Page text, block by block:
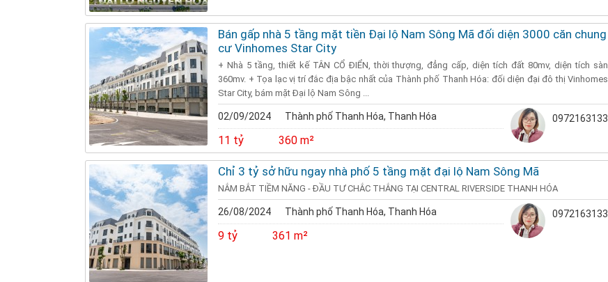
Bán gấp nhà 5 tầng mặt tiền Đại lộ Nam Sông Mã đối diện 3000 căn chung
cư Vinhomes Star City
+ Nhà 5 tầng, thiết kế TÂN CỔ ĐIỂN, thời thượng, đẳng cấp, diện tích đất 80mv, diện tích sàn
360mv. + Tọa lạc vị trí đắc địa bậc nhất của Thành phố Thanh Hóa: đối diện đại đô thị Vinhomes
Star City, bám mặt Đại lộ Nam Sông ...
02/09/2024 Thành phố Thanh Hóa, Thanh Hóa
11 tỷ 360 m²
0972163133
Chỉ 3 tỷ sở hữu ngay nhà phố 5 tầng mặt đại lộ Nam Sông Mã
NẮM BẮT TIỀM NĂNG - ĐẦU TƯ CHẮC THẮNG TẠI CENTRAL RIVERSIDE THANH HÓA
26/08/2024 Thành phố Thanh Hóa, Thanh Hóa
9 tỷ 361 m²
0972163133